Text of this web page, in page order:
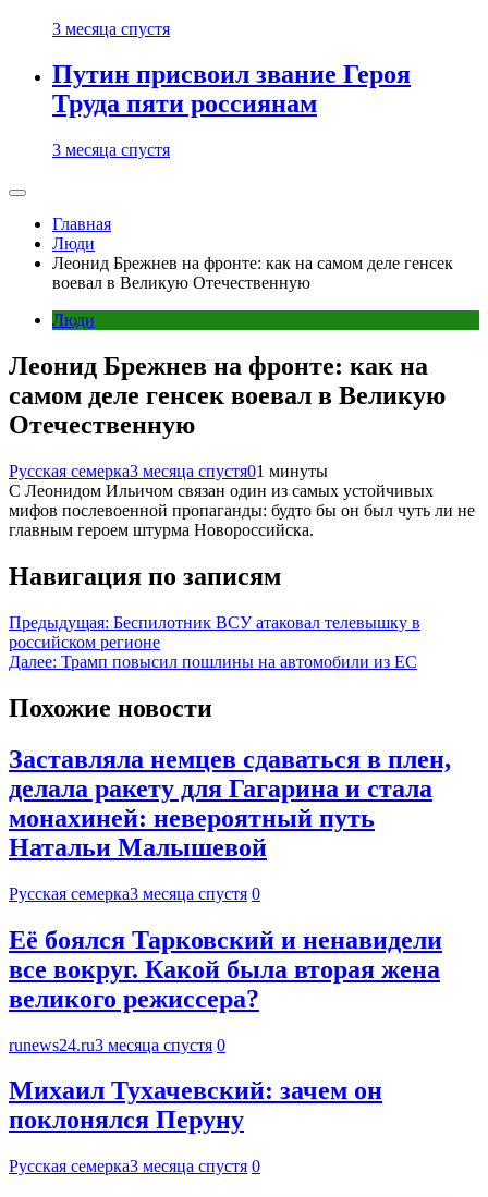
3 месяца спустя
Путин присвоил звание Героя
Труда пяти россиянам
3 месяца спустя
Главная
Люди
Леонид Брежнев на фронте: как на самом деле генсек
воевал в Великую Отечественную
Люди
Леонид Брежнев на фронте: как на
самом деле генсек воевал в Великую
Отечественную
Русская семерка3 месяца спустя01 минуты
С Леонидом Ильичом связан один из самых устойчивых
мифов послевоенной пропаганды: будто бы он был чуть ли не
главным героем штурма Новороссийска.
Навигация по записям
Предыдущая: Беспилотник ВСУ атаковал телевышку в
российском регионе
Далее: Трамп повысил пошлины на автомобили из ЕС
Похожие новости
Заставляла немцев сдаваться в плен,
делала ракету для Гагарина и стала
монахиней: невероятный путь
Натальи Малышевой
Русская семерка3 месяца спустя 0
Её боялся Тарковский и ненавидели
все вокруг. Какой была вторая жена
великого режиссера?
runews24.ru3 месяца спустя 0
Михаил Тухачевский: зачем он
поклонялся Перуну
Русская семерка3 месяца спустя 0